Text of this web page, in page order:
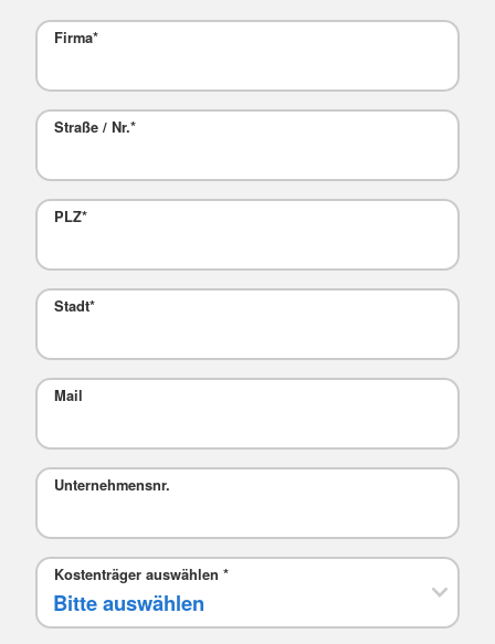
Firma*
Straße / Nr.*
PLZ*
Stadt*
Mail
Unternehmensnr.
Kostenträger auswählen *